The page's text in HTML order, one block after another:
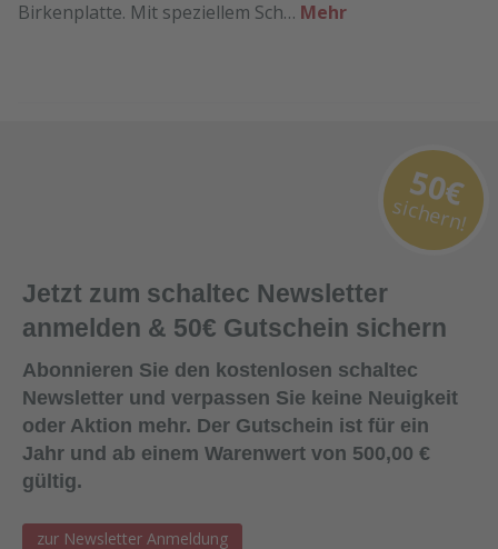
Birkenplatte. Mit speziellem Sch… Mehr
Jetzt zum schaltec Newsletter
anmelden & 50€ Gutschein sichern
Abonnieren Sie den kostenlosen schaltec
Newsletter und verpassen Sie keine Neuigkeit
oder Aktion mehr. Der Gutschein ist für ein
Jahr und ab einem Warenwert von 500,00 €
gültig.
zur Newsletter Anmeldung
50€
sichern!